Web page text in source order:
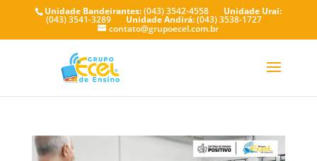
Unidade Bandeirantes:(043) 3542-4558 Unidade Uraí:
(043) 3541-3289 Unidade Andirá:(043) 3538-1727
contato@grupoecel.com.br